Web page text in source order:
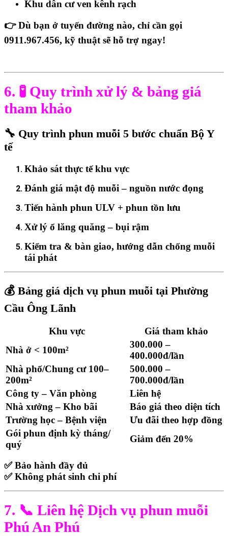
Khu dân cư ven kênh rạch
👉 Dù bạn ở tuyến đường nào, chỉ cần gọi
0911.967.456, kỹ thuật sẽ hỗ trợ ngay!
6. 🧪 Quy trình xử lý & bảng giá
tham khảo
🔧 Quy trình phun muỗi 5 bước chuẩn Bộ Y
tế
Khảo sát thực tế khu vực
Đánh giá mật độ muỗi – nguồn nước đọng
Tiến hành phun ULV + phun tồn lưu
Xử lý ổ lăng quăng – bụi rậm
Kiểm tra & bàn giao, hướng dẫn chống muỗi
tái phát
💰 Bảng giá dịch vụ phun muỗi tại Phường
Cầu Ông Lãnh
Khu vực
Giá tham khảo
Nhà ở < 100m²
300.000 –
400.000đ/lần
Nhà phố/Chung cư 100–
200m²
500.000 –
700.000đ/lần
Công ty – Văn phòng
Liên hệ
Nhà xưởng – Kho bãi
Báo giá theo diện tích
Trường học – Bệnh viện
Ưu đãi theo hợp đồng
Gói phun định kỳ tháng/
quý
Giảm đến 20%
✅ Bảo hành đầy đủ
✅ Không phát sinh chi phí
7. 📞 Liên hệ Dịch vụ phun muỗi
Phú An Phú